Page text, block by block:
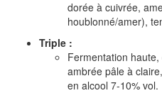
dorée à cuivrée,
houblonné/amer),
Triple :
Fermentation
ambrée pâle à
en alcool 7-10% vol.